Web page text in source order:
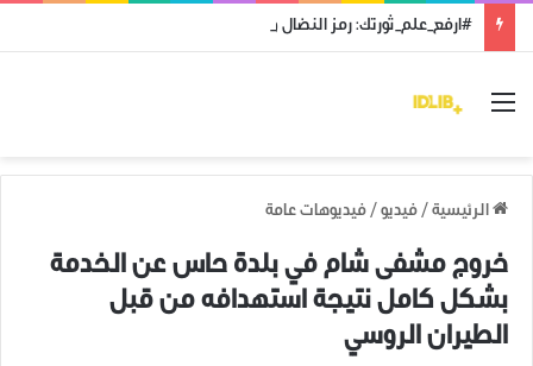
#ارفع_علم_ثورتك: رمز النضال ووحدة الهدف
القائمة
الرئيسية / فيديو / فيديوهات عامة
خروج مشفى شام في بلدة حاس عن الخدمة
بشكل كامل نتيجة استهدافه من قبل
الطيران الروسي